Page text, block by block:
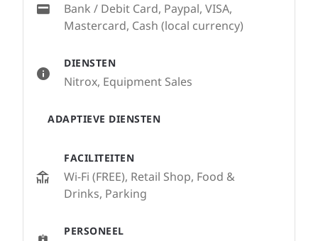
DIENSTEN
Nitrox, Equipment Sales
ADAPTIEVE DIENSTEN
FACILITEITEN
Wi-Fi (FREE), Retail Shop, Food &
Drinks, Parking
PERSONEEL
Bank / Debit Card, Paypal, VISA,
Mastercard, Cash (local currency)